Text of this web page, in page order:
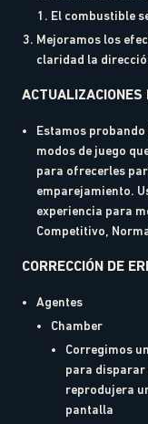
El combustible
Mejoramos los
claridad la
ACTUALIZACIONES
Estamos
modos de juego
para ofrecerles
emparejamiento.
experiencia para
Competitivo,
CORRECCIÓN DE
Agentes
Chamber
Corregimos
para disparar
reprodujera
pantalla